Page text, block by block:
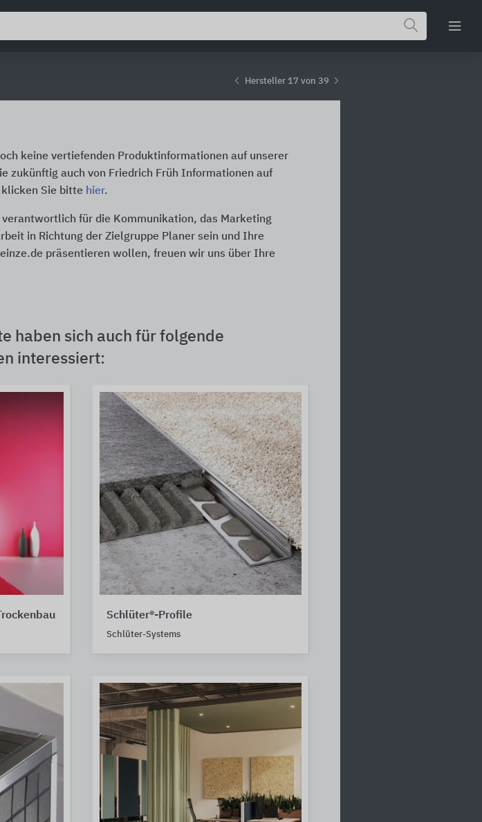
Hersteller 17 von 39
keine vertiefenden Produktinformationen auf unserer
zukünftig auch von Friedrich Früh Informationen auf
Sie bitte hier.
für die Kommunikation, das Marketing
in Richtung der Zielgruppe Planer sein und Ihre
präsentieren wollen, freuen wir uns über Ihre
haben sich auch für folgende
interessiert:
Schlüter®-Profile
Schlüter-Systems